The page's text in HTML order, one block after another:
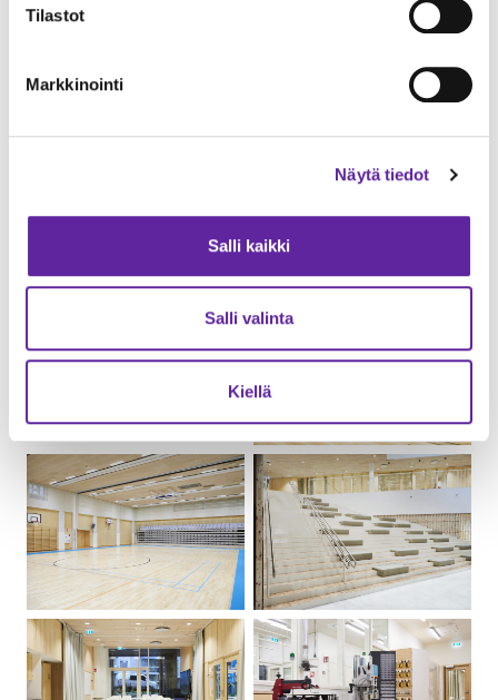
Tilastot
Markkinointi
Näytä tiedot
Salli kaikki
Salli valinta
Kiellä